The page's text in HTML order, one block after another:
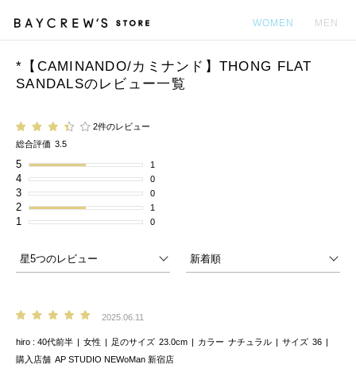
WOMEN MEN
*【CAMINANDO/カミナンド】THONG FLAT
SANDALSのレビュー一覧
2件のレビュー
総合評価 3.5
5 1
4 0
3 0
2 1
1 0
2025.06.11
hiro 40代前半 女性 足のサイズ 23.0cm カラー ナチュラル サイズ 36
購入店舗 AP STUDIO NEWoMan 新宿店